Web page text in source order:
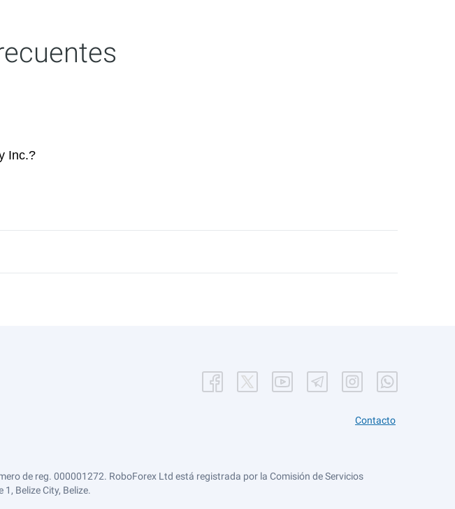
Inc.?
Contacto
de reg. 000001272. RoboForex Ltd está registrada por la Comisión de Servicios
Belize City, Belize.